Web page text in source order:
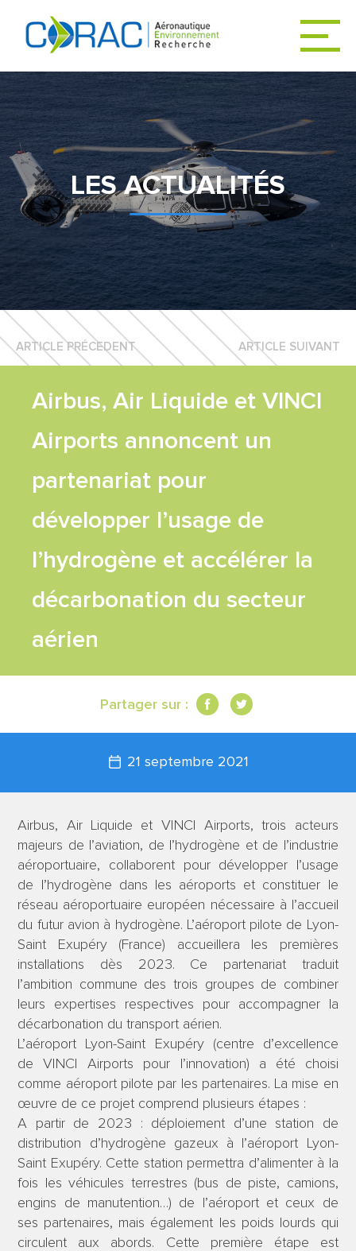
ACCUEIL
ACTUALITÉS
LE CORAC
DÉCARBONER
L’AVIATION
FEUILLE DE
SCIENTIFIQUES
LES ACTUALITÉS
ARTICLE PRÉCEDENT ARTICLE SUIVANT
Airbus, Air Liquide et VINCI
Airports annoncent un
partenariat pour
développer l’usage de
l’hydrogène et accélérer la
décarbonation du secteur
aérien
Partager sur :
21 septembre 2021
Airbus, Air Liquide et VINCI Airports, trois acteurs
majeurs de l’aviation, de l’hydrogène et de l’industrie
aéroportuaire, collaborent pour développer l’usage
de l’hydrogène dans les aéroports et constituer le
réseau aéroportuaire européen nécessaire à l’accueil
du futur avion à hydrogène. L’aéroport pilote de Lyon-
Saint Exupéry (France) accueillera les premières
installations dès 2023. Ce partenariat traduit
l’ambition commune des trois groupes de combiner
leurs expertises respectives pour accompagner la
décarbonation du transport aérien.
L’aéroport Lyon-Saint Exupéry (centre d’excellence
de VINCI Airports pour l’innovation) a été choisi
comme aéroport pilote par les partenaires. La mise en
œuvre de ce projet comprend plusieurs étapes :
A partir de 2023 : déploiement d’une station de
distribution d’hydrogène gazeux à l’aéroport Lyon-
Saint Exupéry. Cette station permettra d’alimenter à la
fois les véhicules terrestres (bus de piste, camions,
engins de manutention…) de l’aéroport et ceux de
ses partenaires, mais également les poids lourds qui
circulent aux abords. Cette première étape est